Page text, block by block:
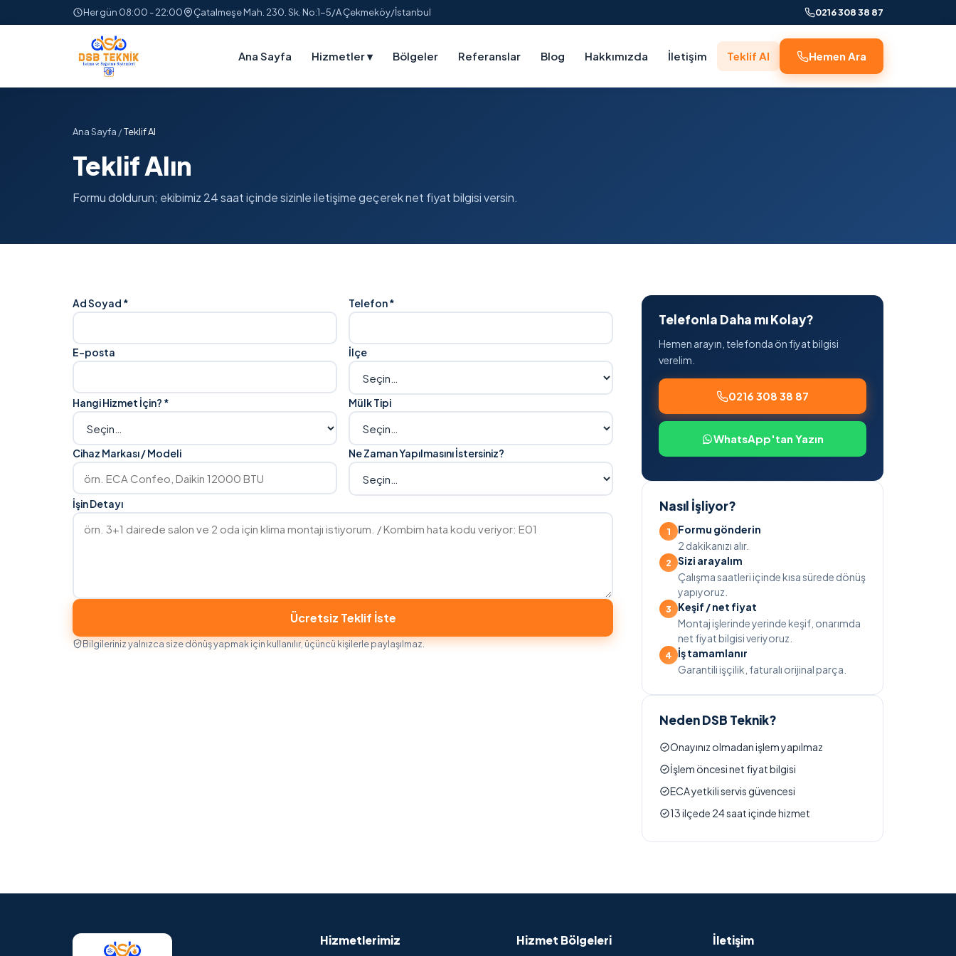
Her gün 08:00 - 22:00 Çatalmeşe Mah. 230. Sk. No:1-5/A Çekmeköy/İstanbul 0216 308 38 87
Ana Sayfa Hizmetler▾ Bölgeler Referanslar Blog Hakkımızda İletişim Teklif Al Hemen Ara
Ana Sayfa /Teklif Al
Teklif Alın
Formu doldurun; ekibimiz 24 saat içinde sizinle iletişime geçerek net fiyat bilgisi versin.
Ad Soyad * Telefon *
E-posta İlçe
Hangi Hizmet İçin? * Mülk Tipi
Cihaz Markası / Modeli Ne Zaman Yapılmasını İstersiniz?
İşin Detayı
Ücretsiz Teklif İste
Bilgileriniz yalnızca size dönüş yapmak için kullanılır, üçüncü kişilerle paylaşılmaz.
Telefonla Daha mı Kolay?
Hemen arayın, telefonda ön fiyat bilgisi
verelim.
0216 308 38 87
WhatsApp'tan Yazın
Nasıl İşliyor?
Formu gönderin
2 dakikanızı alır.
Sizi arayalım
Çalışma saatleri içinde kısa sürede dönüş
yapıyoruz.
Keşif / net fiyat
Montaj işlerinde yerinde keşif, onarımda
net fiyat bilgisi veriyoruz.
İş tamamlanır
Garantili işçilik, faturalı orijinal parça.
Neden DSB Teknik?
Onayınız olmadan işlem yapılmaz
İşlem öncesi net fiyat bilgisi
ECA yetkili servis güvencesi
13 ilçede 24 saat içinde hizmet
Hizmetlerimiz Hizmet Bölgeleri İletişim